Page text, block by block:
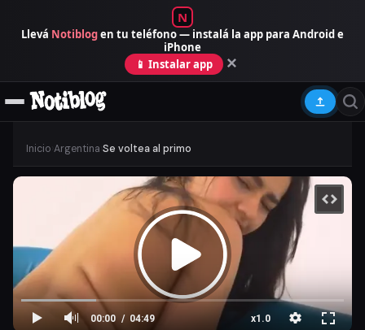
N
Llevá Notiblogen tu teléfono — instalá la app para Android e
iPhone
📱 Instalar app
×
Inicio Argentina Se voltea al primo
00:00 x1.0
04:49